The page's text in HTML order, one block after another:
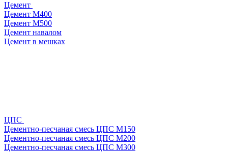
Цемент
Цемент М400
Цемент М500
Цемент навалом
Цемент в мешках
ЦПС
Цементно-песчаная смесь ЦПС М150
Цементно-песчаная смесь ЦПС М200
Цементно-песчаная смесь ЦПС М300